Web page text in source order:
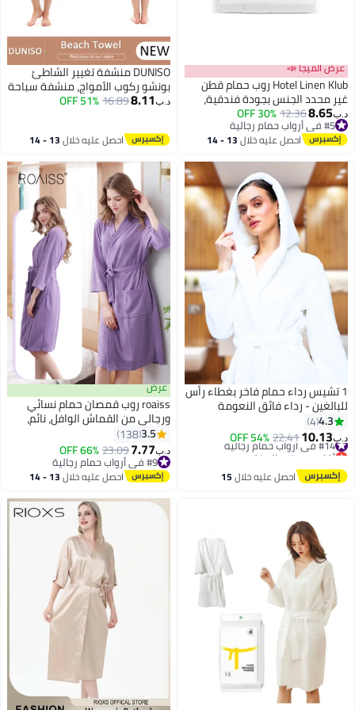
عرض الميجا 📣
Hotel Linen Klub روب حمام قطن
غير محدد الجنس بجودة فندقية،
خفيف الوزن، سريع الجفاف مع حزام
وجيوب، مقاس مجاني - مثالي
للاستخدام في المنزل، السبا، الساونا،
د.ب‏8.65
12.36
30% OFF
#5 في أرواب حمام رجالية
#5 في أرواب حمام رجالية احصل عليه خلال 13 - 14
DUNISO منشفة تغيير الشاطئ
بونشو ركوب الأمواج، منشفة سباحة
بونشو بغطاء للرأس للبالغين، بدلة
الألياف الدقيقة للنساء والرجال،
ركوب الأمواج السباحة الاستحمام
د.ب‏8.11
16.89
51% OFF
احصل عليه خلال 13 - 14
1 تشيس رداء حمام فاخر بغطاء رأس
للبالغين - رداء فائق النعومة
والامتصاص، مصنوع من القطن
100% للرجال والنساء | راحة
المنتجعات الصحية والفنادق، أبيض
4.3
4
د.ب‏10.13
22.41
54% OFF #14 في أرواب حمام رجالية
أقل سعر في السنة
#14 في أرواب حمام رجالية
احصل عليه خلال15
4
عرض
roaiss روب قمصان حمام نسائي
ورجالي من القماش الوافل، نائم،
سبا، رداء للنوم، قميص نوم نسائي،
روب حمام مائي، رداء وصيفات
عروس، رداء غير محدد الجنس، لباس
خزانة خريفي، لون بنفسجي
3.5
138
د.ب‏7.77
23.09
66% OFF
#9 في أرواب حمام رجالية
#9 في أرواب حمام رجالية احصل عليه خلال 13 - 14